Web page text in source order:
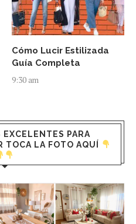
Cómo Lucir Estilizada
Guía Completa
9:30 am
EXCELENTES PARA
TOCA LA FOTO AQUÍ